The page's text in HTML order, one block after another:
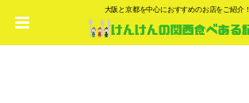
大阪と京都を中心におすすめのお店をご紹介！